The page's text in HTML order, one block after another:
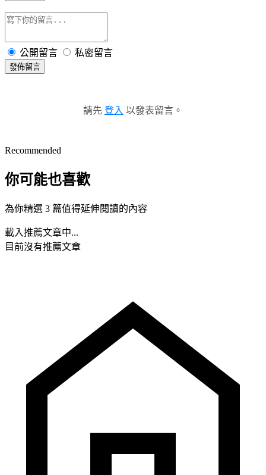
公開留言 私密留言
發佈留言
請先 登入 以發表留言。
Recommended
你可能也喜歡
為你精選 3 篇值得延伸閱讀的內容
載入推薦文章中...
目前沒有推薦文章